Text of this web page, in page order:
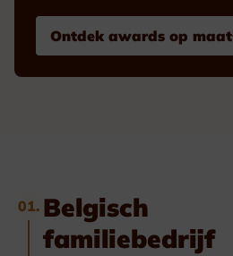
Ontdek awards op maat
01. Belgisch
familiebedrijf